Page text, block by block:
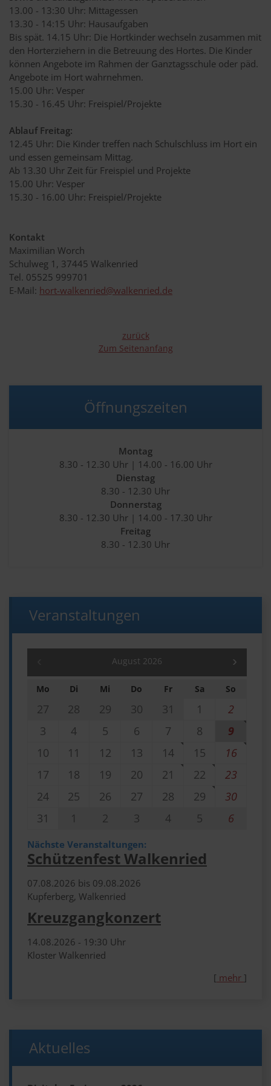
Öffnungszeiten
Montag
8.30 - 12.30 Uhr | 14.00 - 16.00 Uhr
Dienstag
8.30 - 12.30 Uhr
Donnerstag
8.30 - 12.30 Uhr | 14.00 - 17.30 Uhr
Freitag
8.30 - 12.30 Uhr
Veranstaltungen
August 2026
Mo Di Mi Do Fr Sa So
27 28 29 30 31 1
2
3
4 5 6 7 8
9
10
11 12 13 14 15
16
17
18 19 20 21 22
23
24
25 26 27 28 29
30
31
1 2 3 4 5 6
Nächste Veranstaltungen:
Schützenfest Walkenried
07.​08.​2026 bis 09.​08.​2026
Kupferberg, Walkenried
Kreuzgangkonzert
14.​08.​2026 - 19:30 Uhr
Kloster Walkenried
[ mehr ]
Aktuelles
13.00 - 13:30 Uhr: Mittagessen
13.30 - 14:15 Uhr: Hausaufgaben
Bis spät. 14.15 Uhr: Die Hortkinder wechseln zusammen mit
den Horterziehern in die Betreuung des Hortes. Die Kinder
können Angebote im Rahmen der Ganztagsschule oder päd.
Angebote im Hort wahrnehmen.
15.00 Uhr: Vesper
15.30 - 16.45 Uhr: Freispiel/Projekte
Ablauf Freitag:
12.45 Uhr: Die Kinder treffen nach Schulschluss im Hort ein
und essen gemeinsam Mittag.
Ab 13.30 Uhr Zeit für Freispiel und Projekte
15.00 Uhr: Vesper
15.30 - 16.00 Uhr: Freispiel/Projekte
Kontakt
Maximilian Worch
Schulweg 1, 37445 Walkenried
Tel. 05525 999701
E-Mail: hort-walkenried@walkenried.de
zurück
Zum Seitenanfang